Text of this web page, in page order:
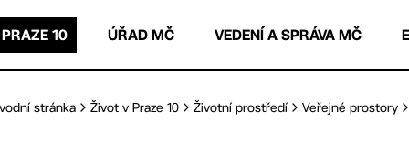
10 ÚŘAD MČ VEDENÍ A SPRÁVA MČ
stránka Život v Praze 10 Životní prostředí Veřejné prostory